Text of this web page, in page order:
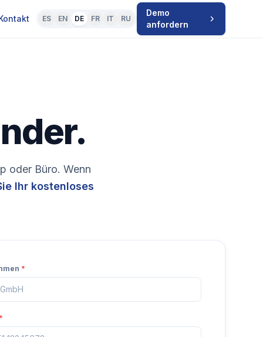
ES EN DE FR IT RU
Demo
anfordern
oder Büro. Wenn
Ihr kostenloses
*